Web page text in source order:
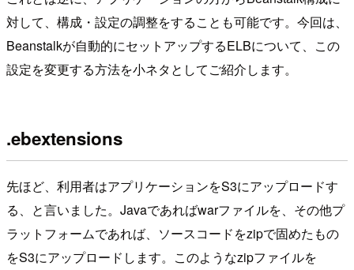
対して、構成・設定の調整をすることも可能です。今回は、
Beanstalkが自動的にセットアップするELBについて、この
設定を変更する方法を小ネタとしてご紹介します。
.ebextensions
先ほど、利用者はアプリケーションをS3にアップロードす
る、と言いました。Javaであればwarファイルを、その他プ
ラットフォームであれば、ソースコードをzipで固めたもの
をS3にアップロードします。このようなzipファイルを